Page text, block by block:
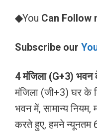
◆You Can Follow
Subscribe our
4 मंजिला (G+3) भवन
मंजिला (जी+3) घर के
भवन में, सामान्य नियम,
करते हुए, हमने न्यूनतम